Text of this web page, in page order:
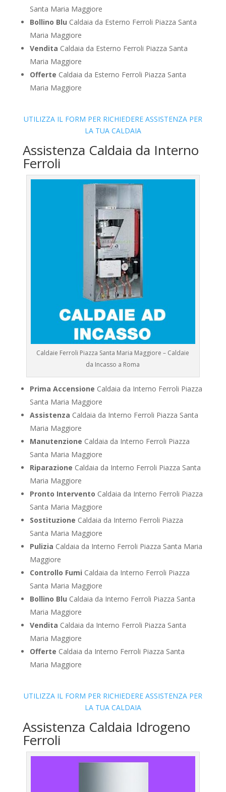
Santa Maria Maggiore
Bollino Blu Caldaia da Esterno Ferroli Piazza Santa
Maria Maggiore
Vendita Caldaia da Esterno Ferroli Piazza Santa
Maria Maggiore
Offerte Caldaia da Esterno Ferroli Piazza Santa
Maria Maggiore
UTILIZZA IL FORM PER RICHIEDERE ASSISTENZA PER
LA TUA CALDAIA
Assistenza Caldaia da Interno
Ferroli
Caldaie Ferroli Piazza Santa Maria Maggiore – Caldaie
da Incasso a Roma
Prima Accensione Caldaia da Interno Ferroli Piazza
Santa Maria Maggiore
Assistenza Caldaia da Interno Ferroli Piazza Santa
Maria Maggiore
Manutenzione Caldaia da Interno Ferroli Piazza
Santa Maria Maggiore
Riparazione Caldaia da Interno Ferroli Piazza Santa
Maria Maggiore
Pronto Intervento Caldaia da Interno Ferroli Piazza
Santa Maria Maggiore
Sostituzione Caldaia da Interno Ferroli Piazza
Santa Maria Maggiore
Pulizia Caldaia da Interno Ferroli Piazza Santa Maria
Maggiore
Controllo Fumi Caldaia da Interno Ferroli Piazza
Santa Maria Maggiore
Bollino Blu Caldaia da Interno Ferroli Piazza Santa
Maria Maggiore
Vendita Caldaia da Interno Ferroli Piazza Santa
Maria Maggiore
Offerte Caldaia da Interno Ferroli Piazza Santa
Maria Maggiore
UTILIZZA IL FORM PER RICHIEDERE ASSISTENZA PER
LA TUA CALDAIA
Assistenza Caldaia Idrogeno
Ferroli